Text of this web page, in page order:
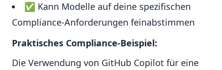
✅ Kann Modelle auf deine spezifischen
Compliance-Anforderungen feinabstimmen
Praktisches Compliance-Beispiel:
Die Verwendung von GitHub Copilot für eine